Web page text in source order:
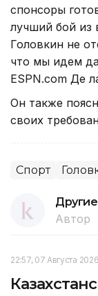
спонсоры
лучший бой
Головкин не
что мы идем
ESPN.com Де
Он также
своих
Спорт
Автор
22:57, 07 Августа 2026